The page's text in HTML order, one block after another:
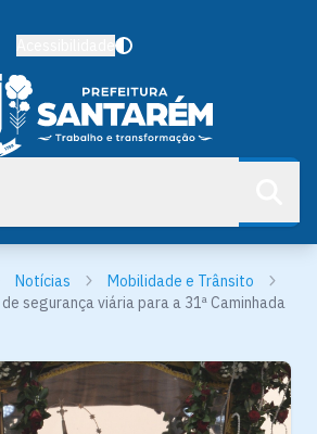
Notícias
Mobilidade e Trânsito
segurança viária para a 31ª Caminhada